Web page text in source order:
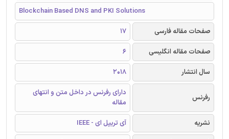
Blockchain Based DNS and PKI Solutions
صفحات مقاله فارسی
17
صفحات مقاله انگلیسی
6
سال انتشار
2018
رفرنس
دارای رفرنس در داخل متن و انتهای
مقاله
نشریه
آی تریپل ای - IEEE